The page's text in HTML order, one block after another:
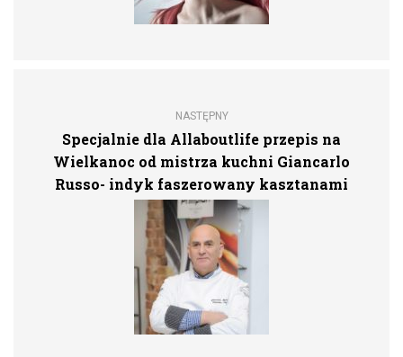
NASTĘPNY
Specjalnie dla Allaboutlife przepis na
Wielkanoc od mistrza kuchni Giancarlo
Russo- indyk faszerowany kasztanami